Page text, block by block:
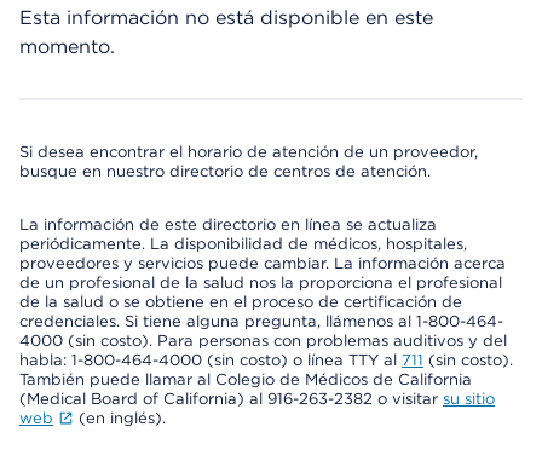
Esta información no está disponible en este
momento.
Si desea encontrar el horario de atención de un proveedor,
busque en nuestro directorio de centros de atención.
La información de este directorio en línea se actualiza
periódicamente. La disponibilidad de médicos, hospitales,
proveedores y servicios puede cambiar. La información acerca
de un profesional de la salud nos la proporciona el profesional
de la salud o se obtiene en el proceso de certificación de
credenciales. Si tiene alguna pregunta, llámenos al 1-800-464-
4000 (sin costo). Para personas con problemas auditivos y del
habla: 1-800-464-4000 (sin costo) o línea TTY al 711 (sin costo).
También puede llamar al Colegio de Médicos de California
(Medical Board of California) al 916-263-2382 o visitar su sitio
web
(en inglés).